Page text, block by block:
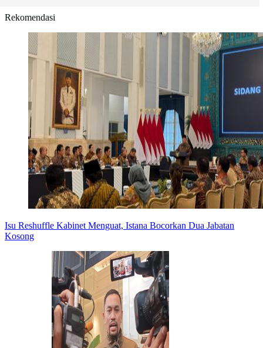
Rekomendasi
Isu Reshuffle Kabinet Menguat, Istana Bocorkan Dua Jabatan
Kosong